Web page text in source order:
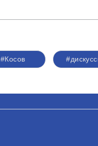
#Косов